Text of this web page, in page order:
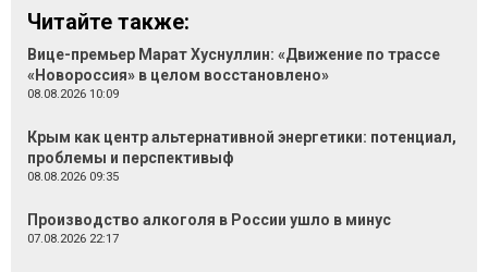
Читайте также:
Вице-премьер Марат Хуснуллин: «Движение по трассе
«Новороссия» в целом восстановлено»
08.08.2026 10:09
Крым как центр альтернативной энергетики: потенциал,
проблемы и перспективыф
08.08.2026 09:35
Производство алкоголя в России ушло в минус
07.08.2026 22:17